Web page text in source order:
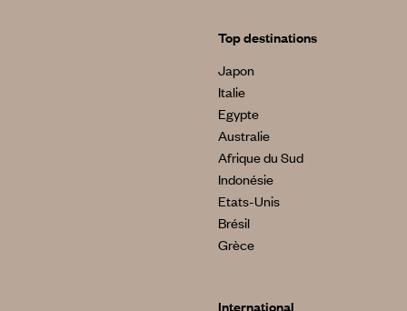
Top destinations
Japon
Italie
Egypte
Australie
Afrique du Sud
Indonésie
Etats-Unis
Brésil
Grèce
International